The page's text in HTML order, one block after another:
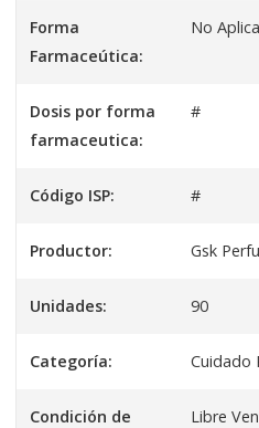
Forma
Farmaceútica:
No Aplica
Dosis por forma
farmaceutica:
#
Código ISP: #
Productor: Gsk
Unidades: 90
Categoría: Cuidado
Condición de
Libre